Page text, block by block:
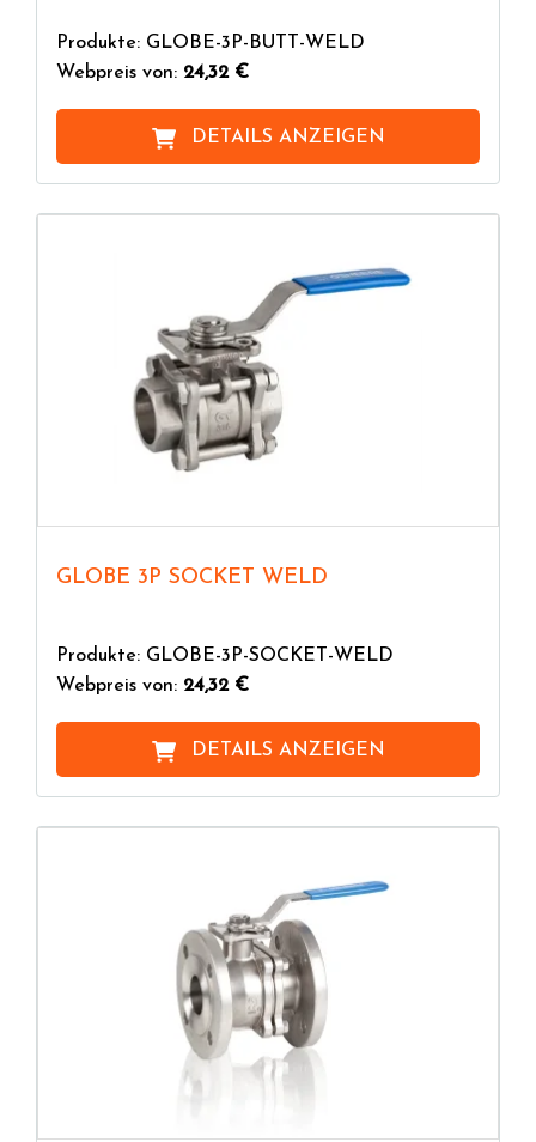
Produkte: GLOBE-3P-BUTT-WELD
Webpreis von: 24,32 €
DETAILS ANZEIGEN
GLOBE 3P SOCKET WELD
Produkte: GLOBE-3P-SOCKET-WELD
Webpreis von: 24,32 €
DETAILS ANZEIGEN